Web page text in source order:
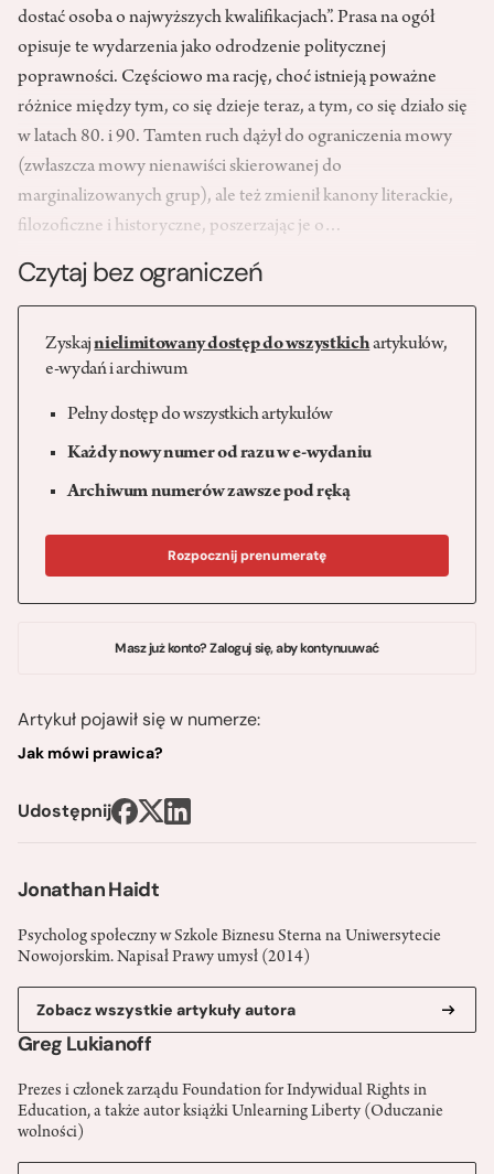
Jonathan Haidt
Psycholog społeczny w Szkole Biznesu Sterna na Uniwersytecie
Nowojorskim. Napisał Prawy umysł (2014)
Zobacz wszystkie artykuły autora
Greg Lukianoff
Prezes i członek zarządu Foundation for Indywidual Rights in
Education, a także autor książki Unlearning Liberty (Oduczanie
wolności)
dostać osoba o najwyższych kwalifikacjach”. Prasa na ogół
opisuje te wydarzenia jako odrodzenie politycznej
poprawności. Częściowo ma rację, choć istnieją poważne
różnice między tym, co się dzieje teraz, a tym, co się działo się
w latach 80. i 90. Tamten ruch dążył do ograniczenia mowy
(zwłaszcza mowy nienawiści skierowanej do
marginalizowanych grup), ale też zmienił kanony literackie,
filozoficzne i historyczne, poszerzając je o…
Czytaj bez ograniczeń
Zyskajnielimitowany dostęp do wszystkichartykułów,
e-wydań i archiwum
Pełny dostęp do wszystkich artykułów
Każdy nowy numer od razu w e-wydaniu
Archiwum numerów zawsze pod ręką
Rozpocznij prenumeratę
Masz już konto? Zaloguj się, aby kontynuuwać
Artykuł pojawił się w numerze:
Jak mówi prawica?
Udostępnij